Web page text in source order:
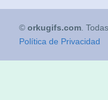
© orkugifs.com .
Política de Privacidad